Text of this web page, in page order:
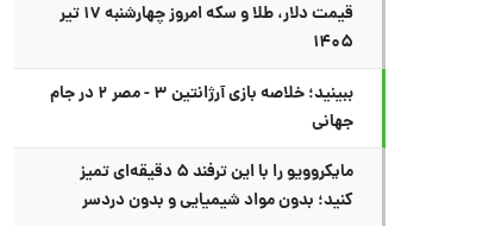
قیمت دلار، طلا و سکه امروز چهارشنبه ۱۷ تیر
۱۴۰۵
ببینید؛ خلاصه بازی آرژانتین ۳ - مصر ۲ در جام
جهانی
مایکروویو را با این ترفند ۵ دقیقه‌ای تمیز
کنید؛ بدون مواد شیمیایی و بدون دردسر